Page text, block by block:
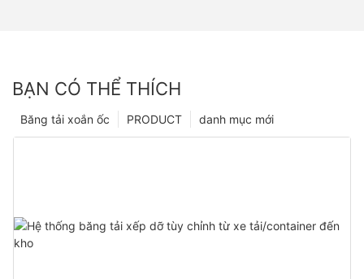
BẠN CÓ THỂ THÍCH
danh mục mới
PRODUCT
Băng tải xoắn ốc